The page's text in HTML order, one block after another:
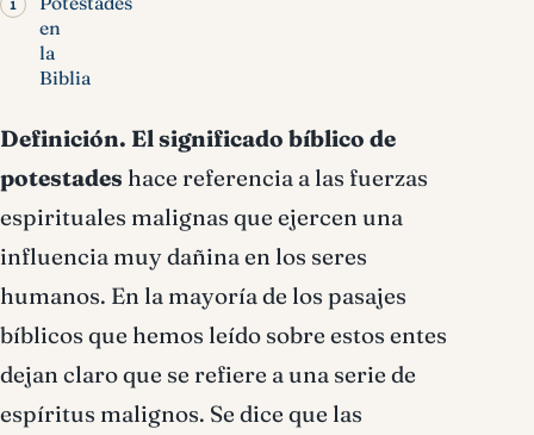
en
la
Biblia
Definición. El significado bíblico de
potestades hace referencia a las fuerzas
espirituales malignas que ejercen una
influencia muy dañina en los seres
humanos. En la mayoría de los pasajes
bíblicos que hemos leído sobre estos entes
dejan claro que se refiere a una serie de
espíritus malignos. Se dice que las